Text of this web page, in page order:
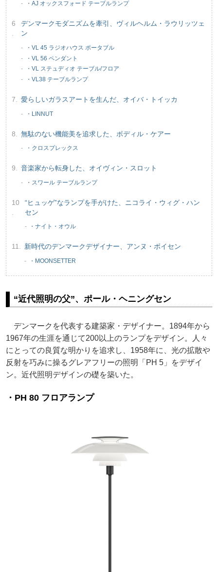
・AJ オックスフォード テーブルランプ
デンマークモダニズムを牽引、ヴィルヘルム・ラウリッツェ
ン
・VL 45 ラジオハウス ポータブル
・VL 56 ペンダント
・VL ステュディオ テーブル/フロア
・VL38 テーブルランプ
愛らしいガラスアートを生んだ、オイバ・トイッカ
・LINNUT
無駄のない機能美を追求した、ボディル・ケアー
・クロスプレックス
音楽家から転身した、オイヴィン・スロット
・スワール テーブルランプ
“ヒュッゲ”なランプを手がけた、ニコライ・ウィグ・ハン
セン
・ナイト・オウル
新時代のデンマークデザイナー、アンヌ・ボイセン
・MOONSETTER
“近代照明の父”、ポール・ヘニングセン
デンマークを代表する建築家・デザイナー。1894年から
1967年の生涯を通じて200以上のランプをデザイン。人々
にとっての良質な明かりを追求し、1958年に、光の拡散や
反射を巧みに操るグレアフリーの照明「PH 5」をデザイ
ン。近代照明デザインの礎を築いた。
・PH 80 フロアランプ